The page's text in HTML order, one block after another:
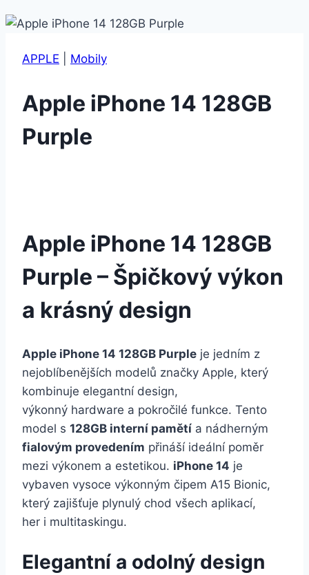
APPLE Mobily
Apple iPhone 14 128GB
Purple
Apple iPhone 14 128GB
Purple – Špičkový výkon
a krásný design
Apple iPhone 14 128GB Purple je jedním z
nejoblíbenějších modelů značky Apple, který
kombinuje elegantní design,
výkonný hardware a pokročilé funkce. Tento
model s 128GB interní pamětí a nádherným
fialovým provedením přináší ideální poměr
mezi výkonem a estetikou. iPhone 14 je
vybaven vysoce výkonným čipem A15 Bionic,
který zajišťuje plynulý chod všech aplikací,
her i multitaskingu.
Elegantní a odolný design